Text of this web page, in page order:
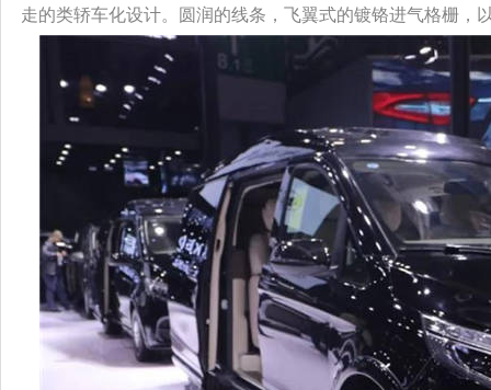
走的类轿车化设计。圆润的线条，飞翼式的镀铬进气格栅，